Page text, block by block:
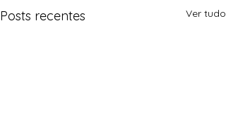
Posts recentes Ver tudo